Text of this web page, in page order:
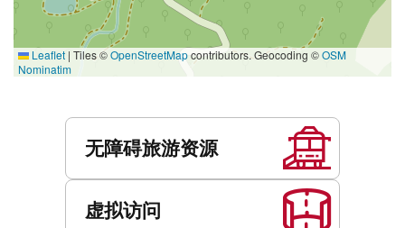
Leaflet | Tiles ©OpenStreetMapcontributors. Geocoding ©OSM
Nominatim
无障碍旅游资源
虚拟访问